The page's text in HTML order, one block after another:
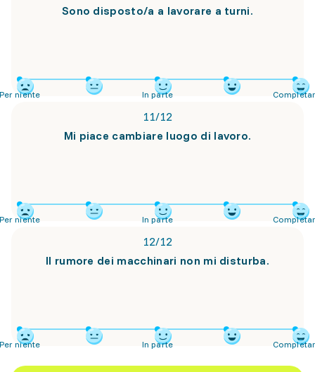
Sono disposto/a a lavorare a turni.
niente In parte
11/12
Mi piace cambiare luogo di lavoro.
niente In parte
12/12
Il rumore dei macchinari non mi disturba.
niente In parte